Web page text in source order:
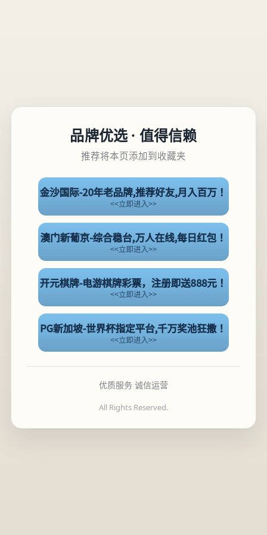
品牌优选 · 值得信赖
推荐将本页添加到收藏夹
优质服务 诚信运营
All Rights Reserved.